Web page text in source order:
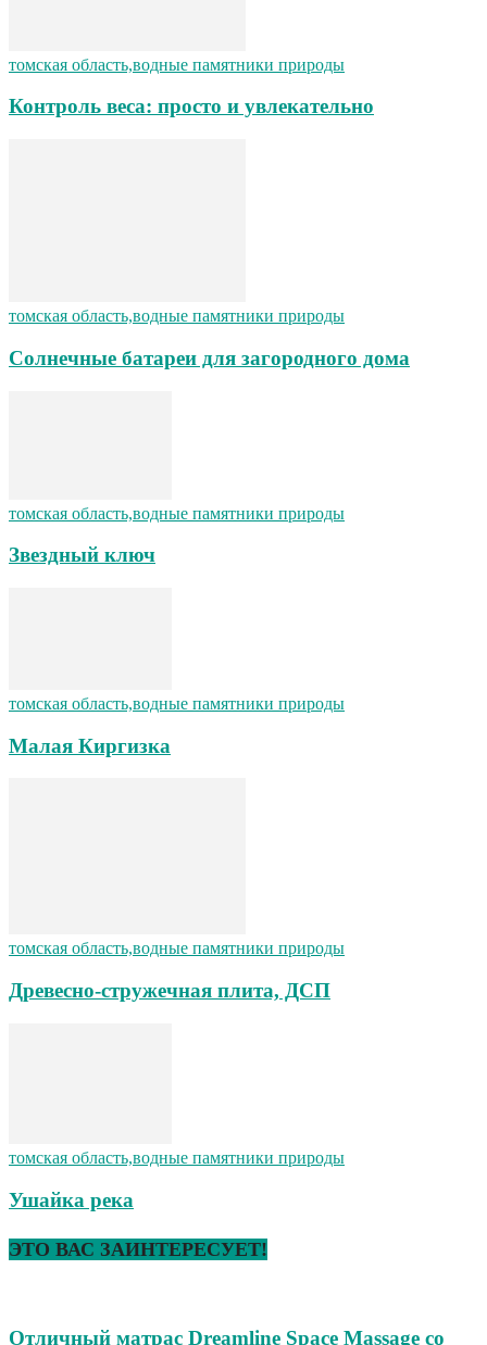
томская область,водные памятники природы
Контроль веса: просто и увлекательно
томская область,водные памятники природы
Солнечные батареи для загородного дома
томская область,водные памятники природы
Звездный ключ
томская область,водные памятники природы
Малая Киргизка
томская область,водные памятники природы
Древесно-стружечная плита, ДСП
томская область,водные памятники природы
Ушайка река
ЭТО ВАС ЗАИНТЕРЕСУЕТ!
Отличный матрас Dreamline Space Massage со